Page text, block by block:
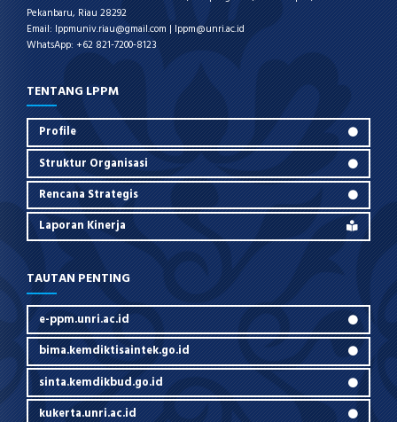
Pekanbaru, Riau 28292
Email: lppmuniv.riau@gmail.com | lppm@unri.ac.id
WhatsApp: +62 821-7200-8123
TENTANG LPPM
Profile
Struktur Organisasi
Rencana Strategis
Laporan Kinerja
TAUTAN PENTING
e-ppm.unri.ac.id
bima.kemdiktisaintek.go.id
sinta.kemdikbud.go.id
kukerta.unri.ac.id